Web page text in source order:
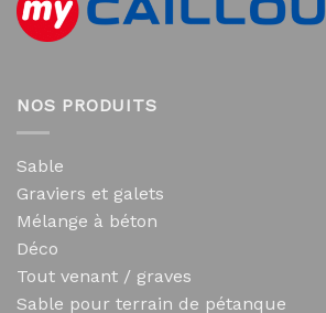
NOS PRODUITS
Sable
Graviers et galets
Mélange à béton
Déco
Tout venant / graves
Sable pour terrain de pétanque